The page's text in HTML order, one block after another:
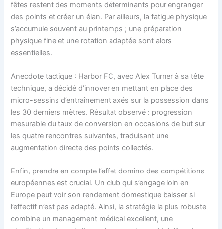
fêtes restent des moments déterminants pour engranger
des points et créer un élan. Par ailleurs, la fatigue physique
s’accumule souvent au printemps ; une préparation
physique fine et une rotation adaptée sont alors
essentielles.
Anecdote tactique : Harbor FC, avec Alex Turner à sa tête
technique, a décidé d’innover en mettant en place des
micro-sessins d’entraînement axés sur la possession dans
les 30 derniers mètres. Résultat observé : progression
mesurable du taux de conversion en occasions de but sur
les quatre rencontres suivantes, traduisant une
augmentation directe des points collectés.
Enfin, prendre en compte l’effet domino des compétitions
européennes est crucial. Un club qui s’engage loin en
Europe peut voir son rendement domestique baisser si
l’effectif n’est pas adapté. Ainsi, la stratégie la plus robuste
combine un management médical excellent, une